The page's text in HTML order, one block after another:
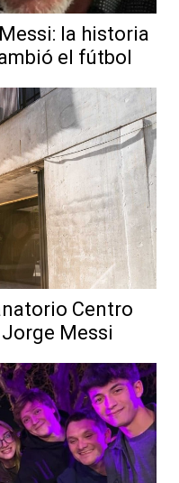
la historia
el fútbol
Centro
Messi